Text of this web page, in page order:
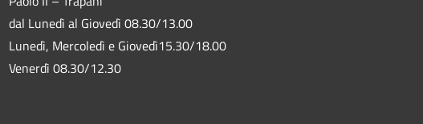
dal Lunedì al Giovedì 08.30/13.00
Lunedì, Mercoledì e Giovedì15.30/18.00
Venerdì 08.30/12.30